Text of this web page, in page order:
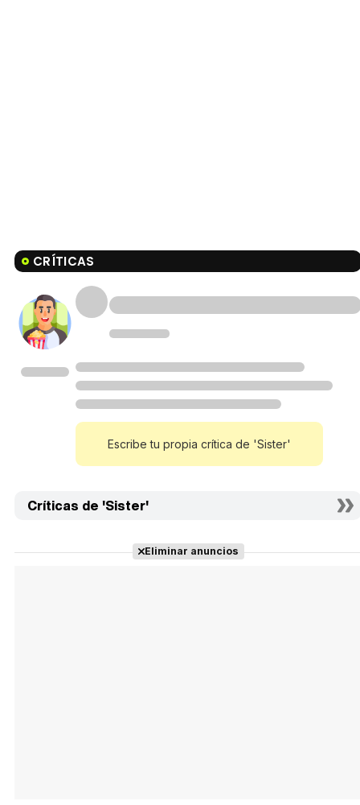
CRÍTICAS
Escribe tu propia crítica de 'Sister'
Críticas de 'Sister'
Eliminar anuncios